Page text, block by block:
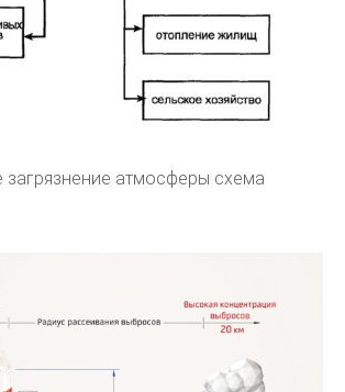
загрязнение атмосферы схема